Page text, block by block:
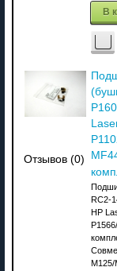
В
Отзывов (0)
RC2-
HP
M125/